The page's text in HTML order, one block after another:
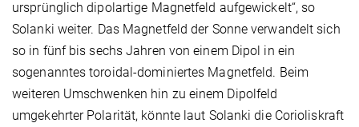
ursprünglich dipolartige Magnetfeld aufgewickelt“, so
Solanki weiter. Das Magnetfeld der Sonne verwandelt sich
so in fünf bis sechs Jahren von einem Dipol in ein
sogenanntes toroidal-dominiertes Magnetfeld. Beim
weiteren Umschwenken hin zu einem Dipolfeld
umgekehrter Polarität, könnte laut Solanki die Corioliskraft